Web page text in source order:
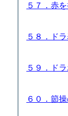
５７．赤
５８．ド
５９．ド
６０．節